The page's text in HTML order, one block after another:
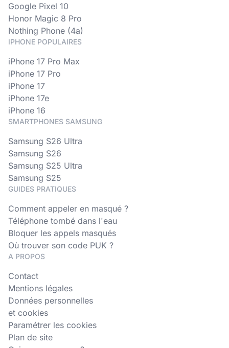
Google Pixel 10
Honor Magic 8 Pro
Nothing Phone (4a)
IPHONE POPULAIRES
iPhone 17 Pro Max
iPhone 17 Pro
iPhone 17
iPhone 17e
iPhone 16
SMARTPHONES SAMSUNG
Samsung S26 Ultra
Samsung S26
Samsung S25 Ultra
Samsung S25
GUIDES PRATIQUES
Comment appeler en masqué ?
Téléphone tombé dans l'eau
Bloquer les appels masqués
Où trouver son code PUK ?
A PROPOS
Contact
Mentions légales
Données personnelles
et cookies
Paramétrer les cookies
Plan de site